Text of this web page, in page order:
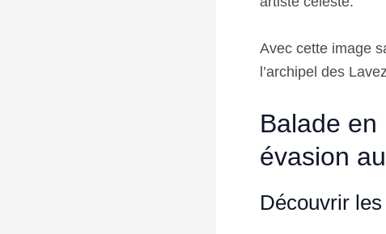
Avec cette image
l’archipel des
Balade en
évasion
Découvrir